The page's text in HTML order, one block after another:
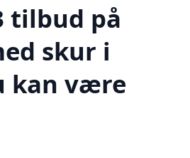
tilbud på
skur i
kan være